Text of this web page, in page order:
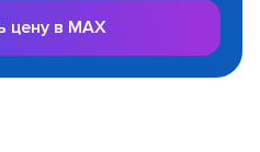
цену в MAX